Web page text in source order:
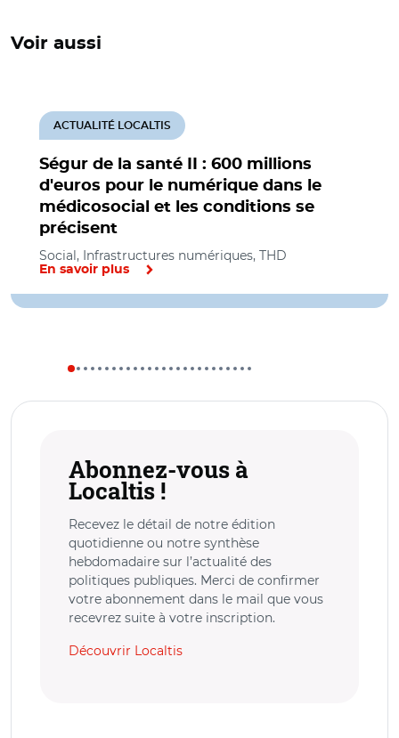
Voir aussi
Ségur de la santé II : 600 millions
d'euros pour le numérique dans le
médicosocial et les conditions se
précisent
ACTUALITÉ LOCALTIS
Social, Infrastructures numériques, THD
En savoir plus
Abonnez-vous à
Localtis !
Recevez le détail de notre édition
quotidienne ou notre synthèse
hebdomadaire sur l’actualité des
politiques publiques. Merci de confirmer
votre abonnement dans le mail que vous
recevrez suite à votre inscription.
Découvrir Localtis